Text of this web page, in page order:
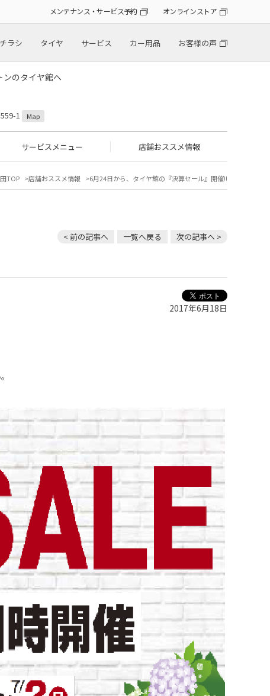
メンテナンス・サービス予約 オンラインストア
ラシ タイヤ サービス カー用品 お客様の声
のタイヤ館へ
1 Map
サービスメニュー 店舗おススメ情報
TOP 店舗おススメ情報 6月24日から、タイヤ館の『決算セール』開催!!
< 前の記事へ 一覧へ戻る 次の記事へ >
2017年6月18日